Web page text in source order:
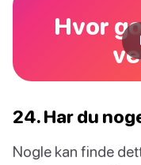
Hvor
24. Har du
Nogle kan finde